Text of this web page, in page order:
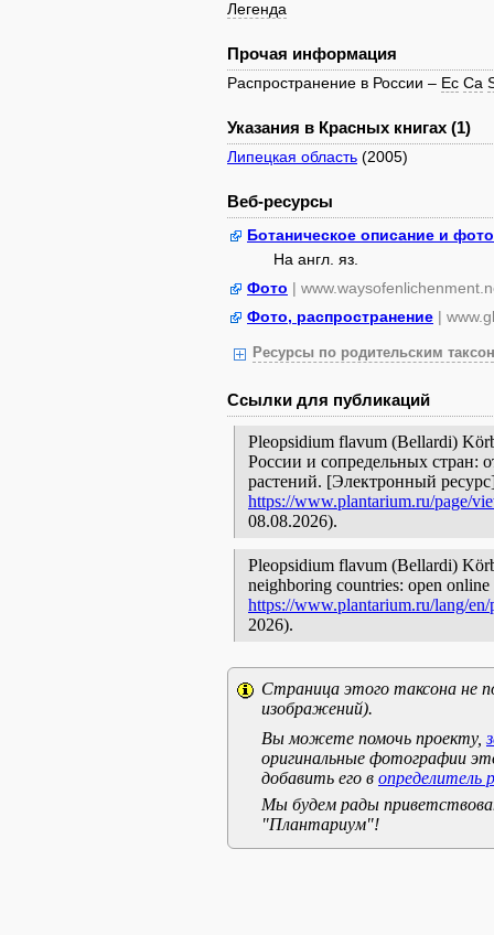
Легенда
Прочая информация
Распространение в России – Ec Ca
Указания в Красных книгах (1)
Липецкая область (2005)
Веб-ресурсы
Ботаническое описание и фото
На англ. яз.
Фото |
Фото, распространение |
Ресурсы по родительским
Ссылки для публикаций
Pleopsidium flavum (Bellardi)
России и сопредельных стран:
растений. [Электронный
https://www.plantarium.ru/page/
08.08.2026).
Pleopsidium flavum (Bellardi)
neighboring countries: open
https://www.plantarium.ru/lang/
2026).
Страница этого таксона не
изображений).
Вы можете помочь проекту,
оригинальные фотографии
добавить его в определитель
Мы будем рады
"Плантариум"!